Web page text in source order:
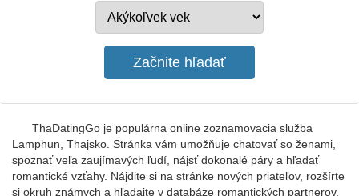
ThaDatingGo je populárna online zoznamovacia služba
Lamphun, Thajsko. Stránka vám umožňuje chatovať so ženami,
spoznať veľa zaujímavých ľudí, nájsť dokonalé páry a hľadať
romantické vzťahy. Nájdite si na stránke nových priateľov, rozšírte
si okruh známych a hľadajte v databáze romantických partnerov.